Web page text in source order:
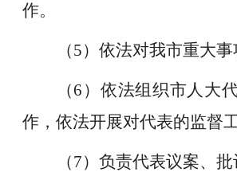
作。
（5） 依法对我市重大事
（6） 依法组织市人大
作，依法开展对代表的监督工
（7） 负责代表议案、批